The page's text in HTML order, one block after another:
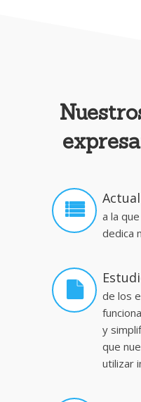
a la
dedica
de los
y
que
utilizar